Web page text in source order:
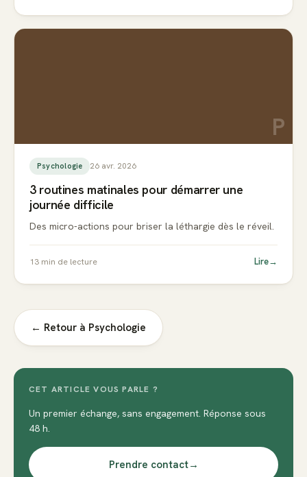
P
Psychologie 26 avr. 2026
3 routines matinales pour démarrer une
journée difficile
Des micro-actions pour briser la léthargie dès le réveil.
13 min de lecture Lire→
← Retour à Psychologie
CET ARTICLE VOUS PARLE ?
Un premier échange, sans engagement. Réponse sous
48 h.
Prendre contact→